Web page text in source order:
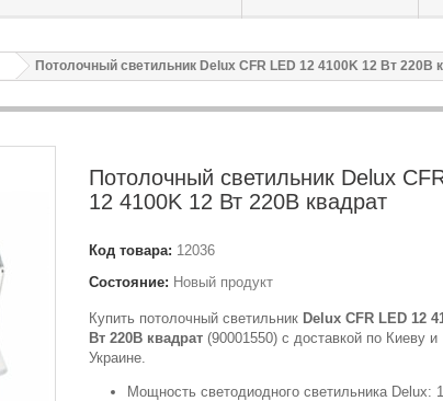
Потолочный светильник Delux CFR LED 12 4100K 12 Вт 220В
Потолочный светильник Delux
12 4100K 12 Вт 220В квадрат
Код товара: 12036
Состояние: Новый продукт
Купить потолочный светильник Delux CFR LED 12
Вт 220В квадрат (90001550) с доставкой по Киеву и
Украине.
Мощность светодиодного светильника Delux: